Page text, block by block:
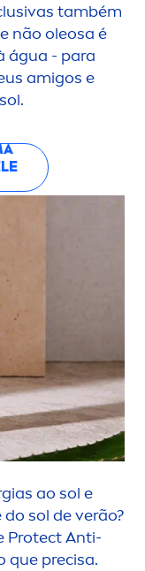
também
não oleosa é
água - para
amigos e
ao sol e
sol de verão?
ProtectAnti-
que precisa.